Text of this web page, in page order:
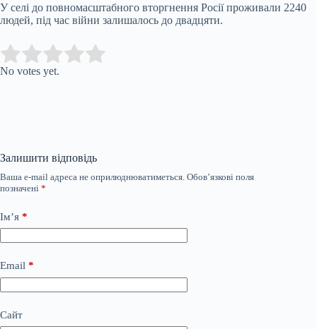
У селі до повномасштабного вторгнення Росії проживали 2240
людей, під час війни залишалось до двадцяти.
Rate this item:
No votes yet.
Залишити відповідь
Ваша e-mail адреса не оприлюднюватиметься. Обов’язкові поля
позначені *
Ім’я *
Email *
Сайт